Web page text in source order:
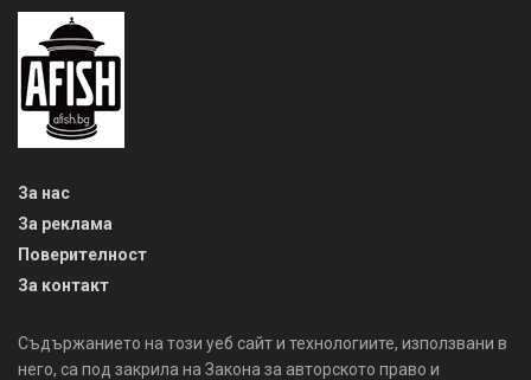
За нас
За реклама
Поверителност
За контакт
Съдържанието на този уеб сайт и технологиите, използвани в
него, са под закрила на Закона за авторското право и